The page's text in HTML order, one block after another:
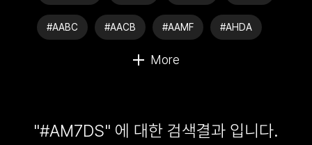
#AABC #AACB #AAMF #AHDA
"#AM7DS" 에 대한 검색결과 입니다.